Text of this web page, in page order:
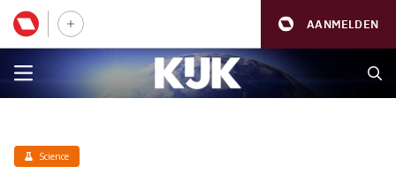
AANMELDEN
Science